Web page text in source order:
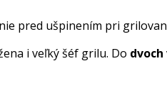
pred ušpinením pri
i veľký šéf grilu. Do